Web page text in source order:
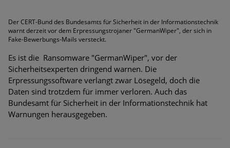
Der CERT-Bund des Bundesamts für Sicherheit in der Informationstechnik
warnt derzeit vor dem Erpressungstrojaner "GermanWiper", der sich in
Fake-Bewerbungs-Mails versteckt.
Es ist die Ransomware "GermanWiper", vor der
Sicherheitsexperten dringend warnen. Die
Erpressungssoftware verlangt zwar Lösegeld, doch die
Daten sind trotzdem für immer verloren. Auch das
Bundesamt für Sicherheit in der Informationstechnik hat
Warnungen herausgegeben.